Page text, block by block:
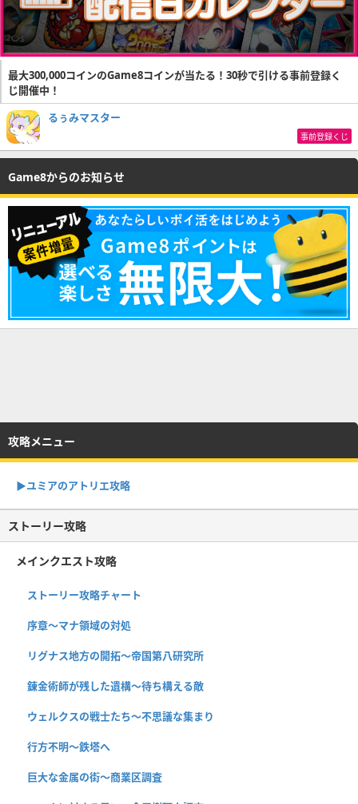
最大300,000コインのGame8コインが当たる！30秒で引ける事前登録く
じ開催中！
るぅみマスター
事前登録くじ
Game8からのお知らせ
攻略メニュー
▶︎ユミアのアトリエ攻略
ストーリー攻略
メインクエスト攻略
ストーリー攻略チャート
序章〜マナ領域の対処
リグナス地方の開拓〜帝国第八研究所
錬金術師が残した遺構〜待ち構える敵
ウェルクスの戦士たち〜不思議な集まり
行方不明〜鉄塔へ
巨大な金属の街〜商業区調査